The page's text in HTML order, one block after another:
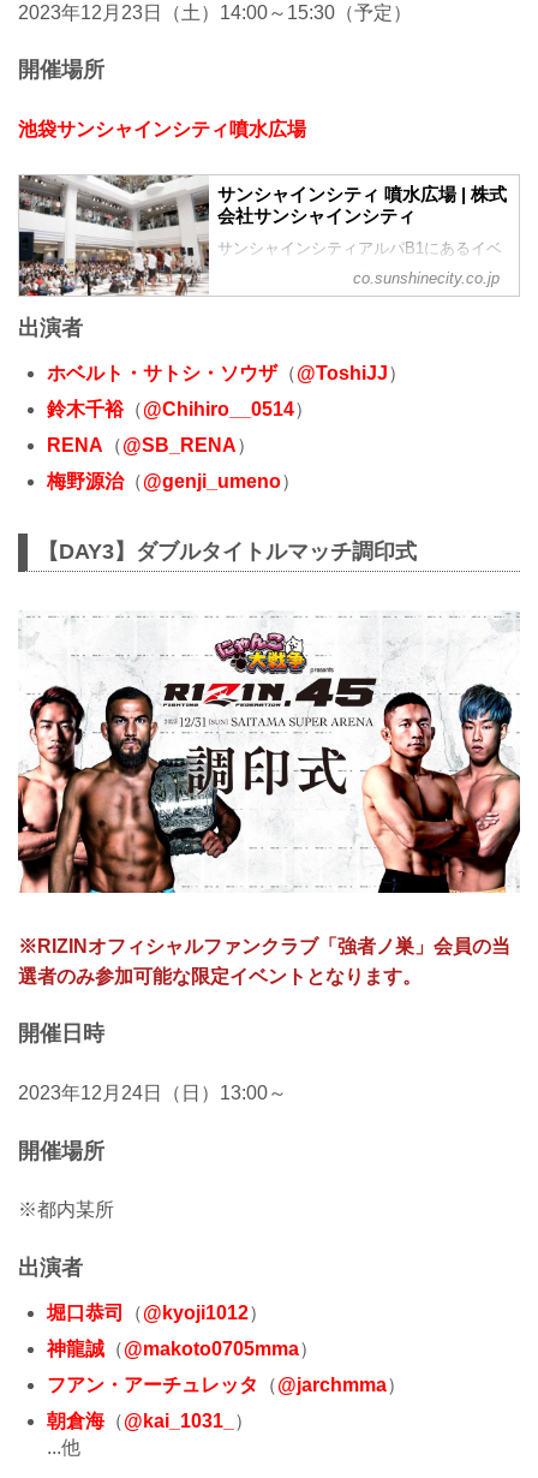
2023年12月23日（土）14:00～15:30（予定）
開催場所
池袋サンシャインシティ噴水広場
サンシャインシティ 噴水広場 | 株式
会社サンシャインシティ
サンシャインシティアルパB1にあるイベ
ントスペース「噴水広場」の貸し出しを
行っております。アーティストミニライ
co.sunshinecity.co.jp
出演者
ホベルト・サトシ・ソウザ（@ToshiJJ）
鈴木千裕（@Chihiro__0514）
RENA （@SB_RENA）
梅野源治（@genji_umeno）
【DAY3】ダブルタイトルマッチ調印式
※RIZINオフィシャルファンクラブ「強者ノ巣」会員の当
選者のみ参加可能な限定イベントとなります。
開催日時
2023年12月24日（日）13:00～
開催場所
※都内某所
出演者
堀口恭司 （@kyoji1012）
神龍誠 （@makoto0705mma）
フアン・アーチュレッタ
（@jarchmma）
朝倉海（@kai_1031_
）
...他